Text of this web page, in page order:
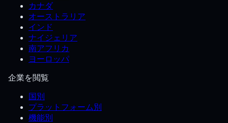
カナダ
オーストラリア
インド
ナイジェリア
南アフリカ
ヨーロッパ
企業を閲覧
国別
プラットフォーム別
機能別